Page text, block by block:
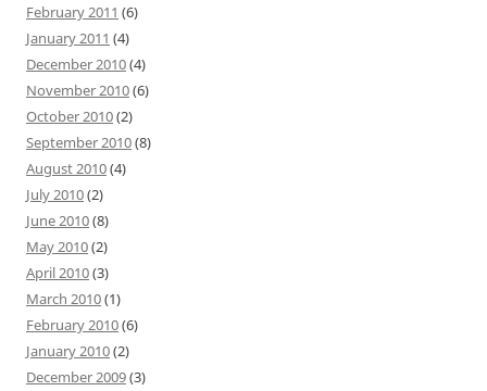
February 2011 (6)
January 2011 (4)
December 2010(4)
November 2010(6)
October 2010(2)
September 2010(8)
August 2010(4)
July 2010(2)
June 2010(8)
May 2010(2)
April 2010(3)
March 2010(1)
February 2010(6)
January 2010(2)
December 2009(3)